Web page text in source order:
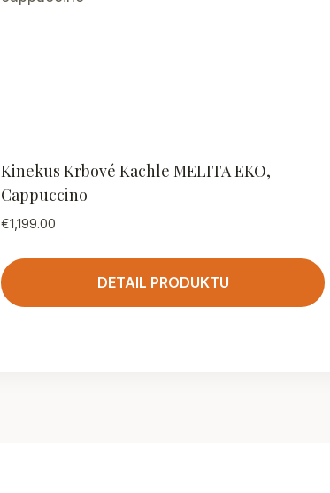
Kinekus Krbové Kachle MELITA EKO,
Cappuccino
€1,199.00
DETAIL PRODUKTU